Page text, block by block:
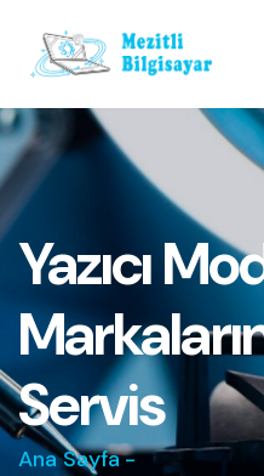
Yazıcı
Servis
Ana Sayfa-